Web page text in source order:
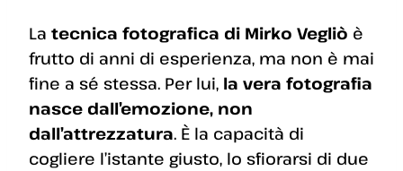
La tecnica fotografica di Mirko Vegliò è
frutto di anni di esperienza, ma non è mai
fine a sé stessa. Per lui, la vera fotografia
nasce dall’emozione, non
dall’attrezzatura. È la capacità di
cogliere l’istante giusto, lo sfiorarsi di due